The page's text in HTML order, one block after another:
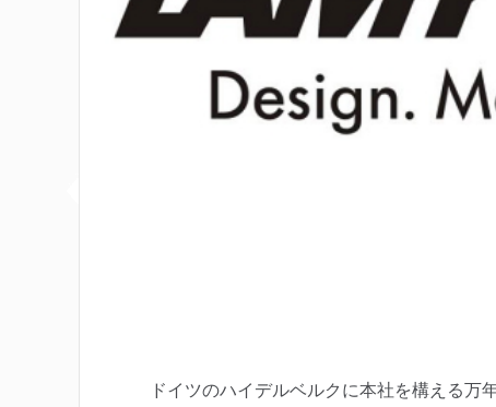
ドイツのハイデルベルクに本社を構える万